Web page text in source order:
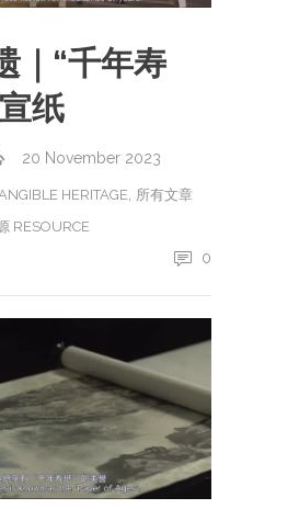
｜“千年寿
纸
20 November 2023
HERITAGE 所有文章
RESOURCE
0